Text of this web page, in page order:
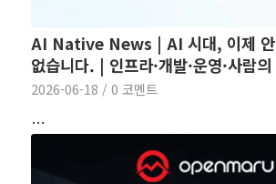
AI Native News | AI 시대, 이제 안
없습니다. | 인프라·개발·운영·사람
2026-06-18 / 0 코멘트
…